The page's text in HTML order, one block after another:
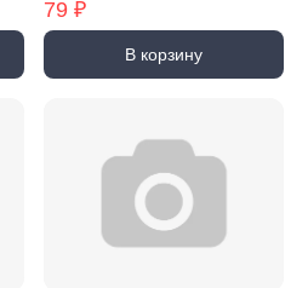
79 ₽
В корзину